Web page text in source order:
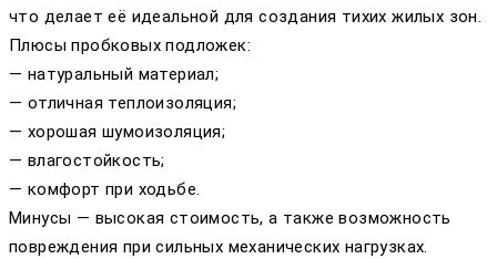
что делает её идеальной для создания тихих жилых зон.
Плюсы пробковых подложек:
— натуральный материал;
— отличная теплоизоляция;
— хорошая шумоизоляция;
— влагостойкость;
— комфорт при ходьбе.
Минусы — высокая стоимость, а также возможность
повреждения при сильных механических нагрузках.